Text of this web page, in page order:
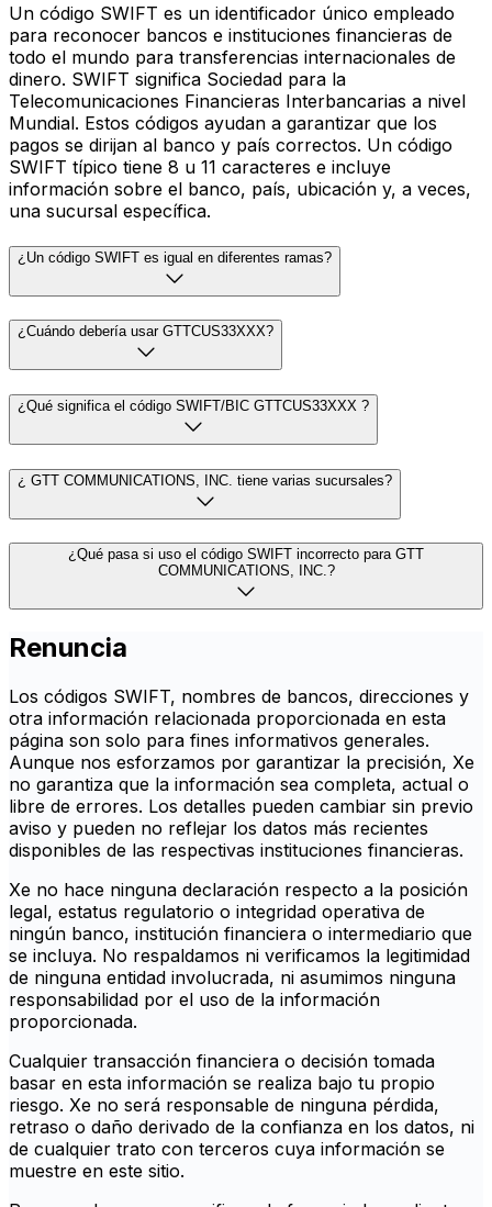
Un código SWIFT es un identificador único empleado
para reconocer bancos e instituciones financieras de
todo el mundo para transferencias internacionales de
dinero. SWIFT significa Sociedad para la
Telecomunicaciones Financieras Interbancarias a nivel
Mundial. Estos códigos ayudan a garantizar que los
pagos se dirijan al banco y país correctos. Un código
SWIFT típico tiene 8 u 11 caracteres e incluye
información sobre el banco, país, ubicación y, a veces,
una sucursal específica.
¿Un código SWIFT es igual en diferentes ramas?
¿Cuándo debería usar GTTCUS33XXX?
¿Qué significa el código SWIFT/BIC GTTCUS33XXX ?
¿ GTT COMMUNICATIONS, INC. tiene varias sucursales?
¿Qué pasa si uso el código SWIFT incorrecto para GTT
COMMUNICATIONS, INC.?
Renuncia
Los códigos SWIFT, nombres de bancos, direcciones y
otra información relacionada proporcionada en esta
página son solo para fines informativos generales.
Aunque nos esforzamos por garantizar la precisión, Xe
no garantiza que la información sea completa, actual o
libre de errores. Los detalles pueden cambiar sin previo
aviso y pueden no reflejar los datos más recientes
disponibles de las respectivas instituciones financieras.
Xe no hace ninguna declaración respecto a la posición
legal, estatus regulatorio o integridad operativa de
ningún banco, institución financiera o intermediario que
se incluya. No respaldamos ni verificamos la legitimidad
de ninguna entidad involucrada, ni asumimos ninguna
responsabilidad por el uso de la información
proporcionada.
Cualquier transacción financiera o decisión tomada
basar en esta información se realiza bajo tu propio
riesgo. Xe no será responsable de ninguna pérdida,
retraso o daño derivado de la confianza en los datos, ni
de cualquier trato con terceros cuya información se
muestre en este sitio.